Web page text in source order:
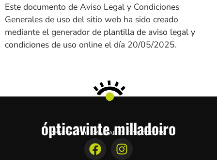
Este documento de Aviso Legal y Condiciones
Generales de uso del sitio web ha sido creado
mediante el generador de plantilla de aviso legal y
condiciones de uso online el día 20/05/2025.
ópticavinte milladoiro
Nº REGISTRO SANITARIO: E-15-000219